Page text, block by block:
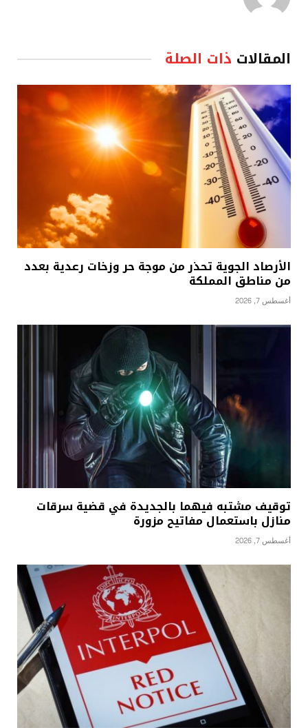
المقالات ذات الصلة
الأرصاد الجوية تحذر من موجة حر وزخات رعدية بعدد
من مناطق المملكة
أغسطس 7, 2026
توقيف مشتبه فيهما بالجديدة في قضية سرقات
منازل باستعمال مفاتيح مزورة
أغسطس 7, 2026